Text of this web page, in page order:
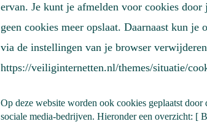
ervan. Je kunt je afmelden voor cookies
geen cookies meer opslaat. Daarnaast kun
via de instellingen van je browser
https://veiliginternetten.nl/themes/situatie/
Op deze website worden ook cookies geplaatst
sociale media-bedrijven. Hieronder een overzicht: